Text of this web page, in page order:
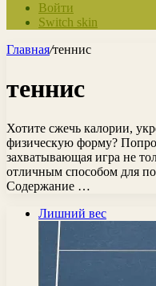
Войти
Switch skin
Главная/теннис
теннис
Хотите сжечь калории,
физическую форму?
захватывающая игра не
отличным способом для
Содержание …
Лишний вес